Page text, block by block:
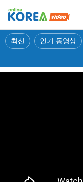
최신 인기 동영상